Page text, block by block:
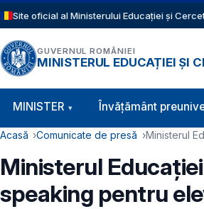
Sari la conținutul principal
Site oficial al Ministerului Educației și
GUVERNUL ROMÂNIEI
MINISTERUL EDUCAȚIEI ȘI
Navigație principală
MINISTER Învăţământ
Cale de navigare
Acasă Comunicate de presă Ministerul
Ministerul
speaking pentru